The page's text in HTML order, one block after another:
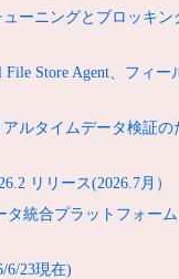
ーニングとブロッキン
File Store Agent、フィー
アルタイムデータ検証の
リリース(2026.7月）
タ統合プラットフォーム
6/23現在)